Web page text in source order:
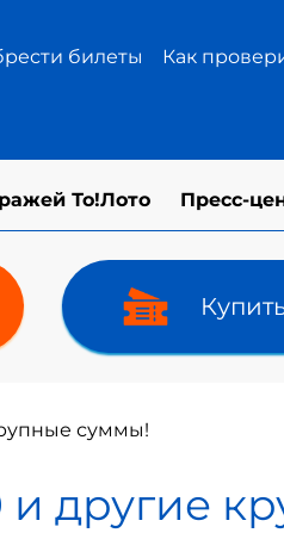
билеты Как
То!Лото Пресс-
суммы!
и другие